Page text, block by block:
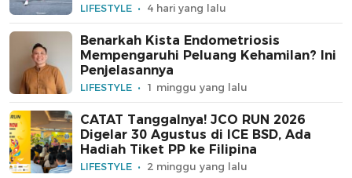
LIFESTYLE 4 hari yang lalu
Benarkah Kista Endometriosis
Mempengaruhi Peluang Kehamilan? Ini
Penjelasannya
LIFESTYLE 1 minggu yang lalu
CATAT Tanggalnya! JCO RUN 2026
Digelar 30 Agustus di ICE BSD, Ada
Hadiah Tiket PP ke Filipina
LIFESTYLE 2 minggu yang lalu